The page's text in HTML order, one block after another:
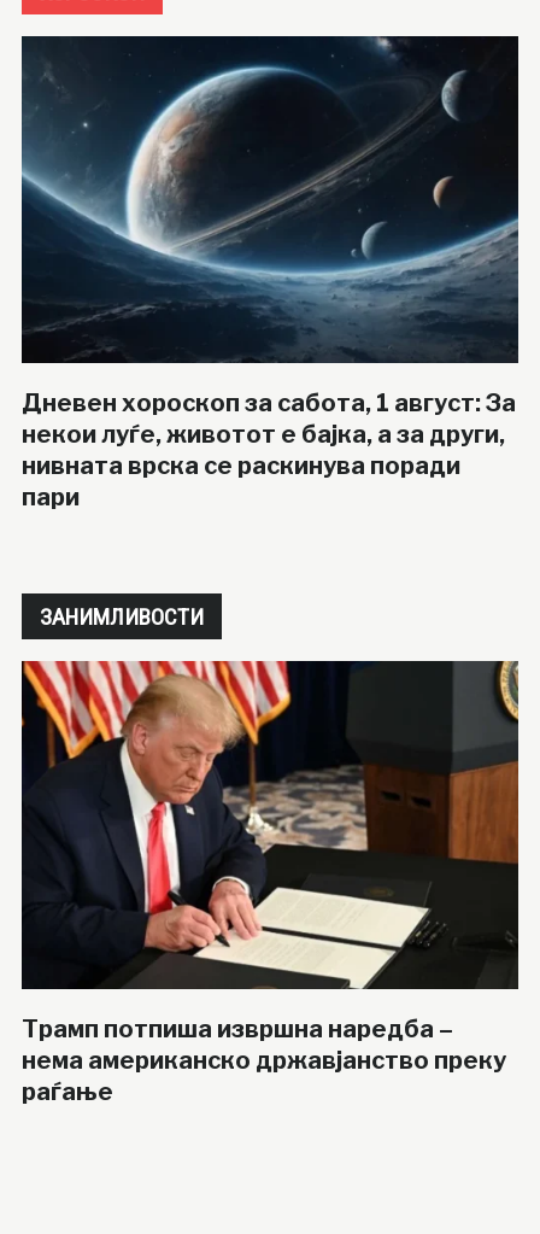
Дневен хороскоп за сабота, 1 август: За
некои луѓе, животот е бајка, а за други,
нивната врска се раскинува поради
пари
ЗАНИМЛИВОСТИ
Трамп потпиша извршна наредба –
нема американско државјанство преку
раѓање